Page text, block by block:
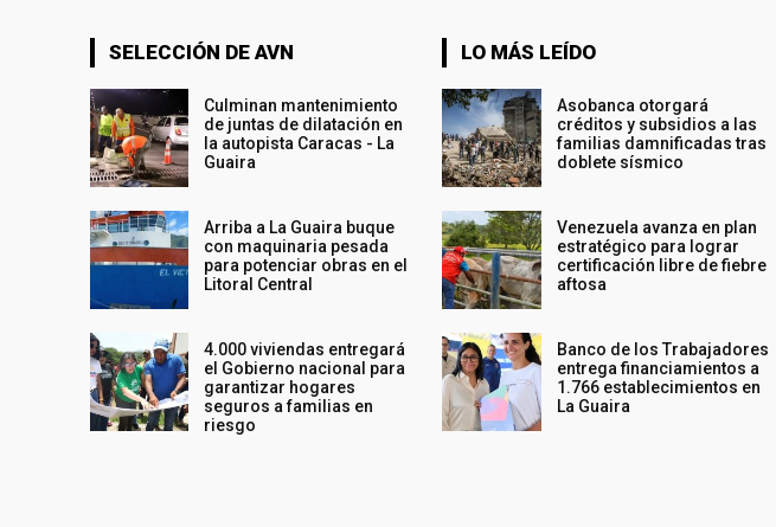
SELECCIÓN DE AVN
Culminan mantenimiento
de juntas de dilatación en
la autopista Caracas - La
Guaira
Arriba a La Guaira buque
con maquinaria pesada
para potenciar obras en el
Litoral Central
4.000 viviendas entregará
el Gobierno nacional para
garantizar hogares
seguros a familias en
riesgo
LO MÁS LEÍDO
Asobanca otorgará
créditos y subsidios a las
familias damnificadas tras
doblete sísmico
Venezuela avanza en plan
estratégico para lograr
certificación libre de fiebre
aftosa
Banco de los Trabajadores
entrega financiamientos a
1.766 establecimientos en
La Guaira